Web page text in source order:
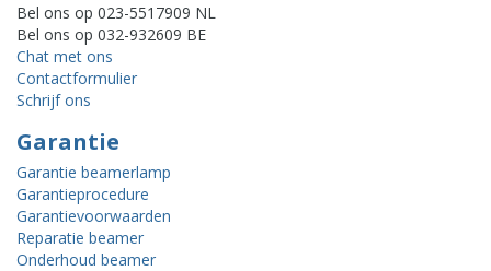
Bel ons op 023-5517909 NL
Bel ons op 032-932609 BE
Chat met ons
Contactformulier
Schrijf ons
Garantie
Garantie beamerlamp
Garantieprocedure
Garantievoorwaarden
Reparatie beamer
Onderhoud beamer